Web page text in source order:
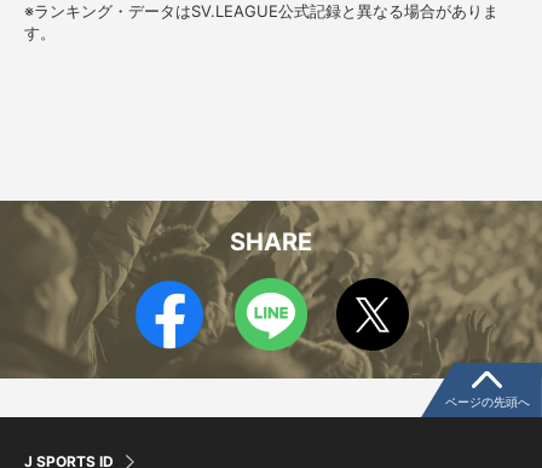
※ランキング・データはSV.LEAGUE公式記録と異なる場合がありま
す。
SHARE
J SPORTS ID
ページの先頭へ